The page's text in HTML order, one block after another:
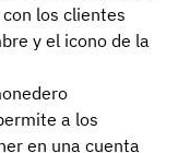
los clientes
y el icono de la
a los
en una cuenta